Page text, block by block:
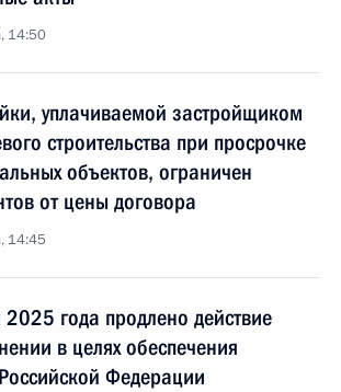
14:50
уплачиваемой застройщиком
строительства при просрочке
объектов, ограничен
от цены договора
14:45
года продлено действие
в целях обеспечения
Федерации